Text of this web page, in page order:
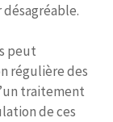
peut
régulière des
traitement
de ces